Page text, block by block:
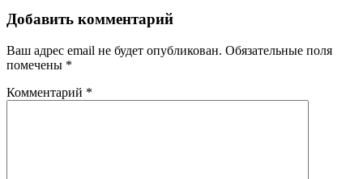
Добавить комментарий
Ваш адрес email не будет опубликован. Обязательные поля
помечены *
Комментарий *